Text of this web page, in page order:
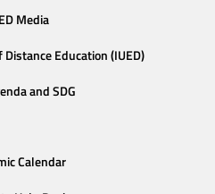
Media
Education (IUED)
and SDG
Calendar